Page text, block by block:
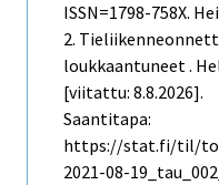
ISSN=1798-758X.
2.
loukkaantuneet .
[viitattu: 8.8.2026].
Saantitapa:
https://stat.fi/til/
2021-08-